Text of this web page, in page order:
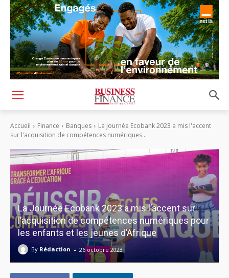
Accueil Finance Banques
La Journée Ecobank 2023 a mis l'accent
sur l'acquisition de compétences numériques...
La Journée Ecobank 2023 a mis l’accent sur
l’acquisition de compétences numériques pour
les enfants et les jeunes d’Afrique
By Rédaction - 26 octobre 2023